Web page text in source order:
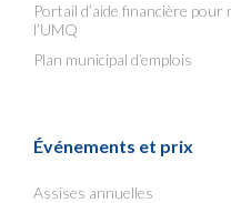
Portail d’aide financière pour
l’UMQ
Plan municipal d’emplois
Événements et prix
Assises annuelles